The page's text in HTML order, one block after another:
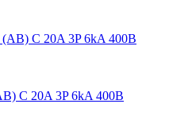
C 20A 3P 6kA 400В